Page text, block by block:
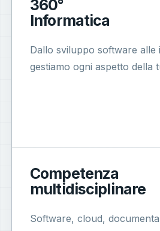
360°
Informatica
Dallo sviluppo software
gestiamo ogni aspetto della
Competenza
multidisciplinare
Software, cloud,